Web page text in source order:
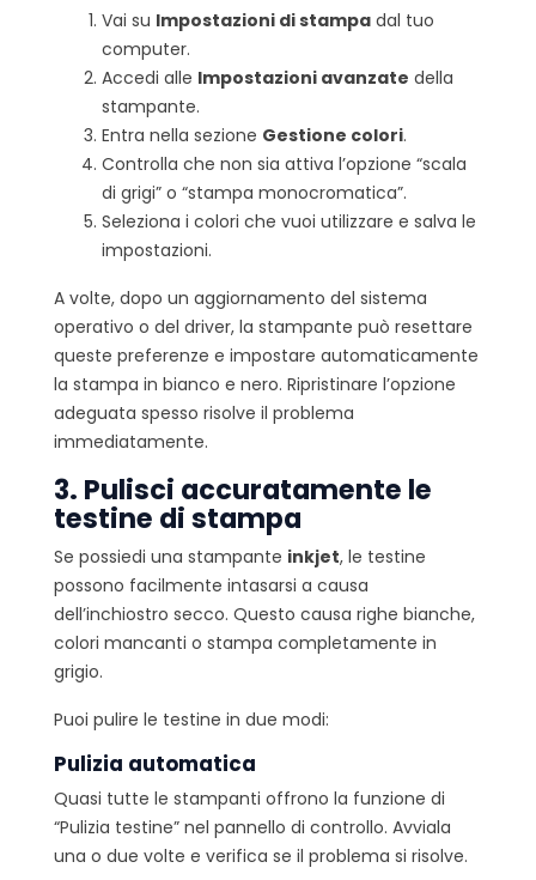
Vai su Impostazioni di stampa dal tuo
computer.
Accedi alle Impostazioni avanzate della
stampante.
Entra nella sezione Gestione colori.
Controlla che non sia attiva l’opzione “scala
di grigi” o “stampa monocromatica”.
Seleziona i colori che vuoi utilizzare e salva le
impostazioni.
A volte, dopo un aggiornamento del sistema
operativo o del driver, la stampante può resettare
queste preferenze e impostare automaticamente
la stampa in bianco e nero. Ripristinare l’opzione
adeguata spesso risolve il problema
immediatamente.
3. Pulisci accuratamente le
testine di stampa
Se possiedi una stampante inkjet, le testine
possono facilmente intasarsi a causa
dell’inchiostro secco. Questo causa righe bianche,
colori mancanti o stampa completamente in
grigio.
Puoi pulire le testine in due modi:
Pulizia automatica
Quasi tutte le stampanti offrono la funzione di
“Pulizia testine” nel pannello di controllo. Avviala
una o due volte e verifica se il problema si risolve.